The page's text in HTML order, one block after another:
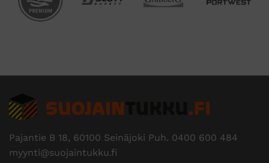
Pajantie B 18, 60100 Seinäjoki Puh. 0400 600 484
myynti@suojaintukku.fi